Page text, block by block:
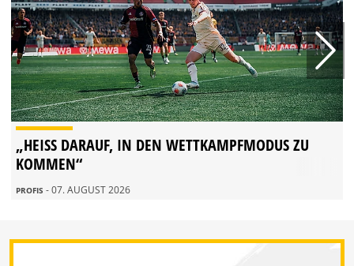
„HEISS DARAUF, IN DEN WETTKAMPFMODUS ZU K
OMMEN“
PROFIS - 07. AUGUST 2026